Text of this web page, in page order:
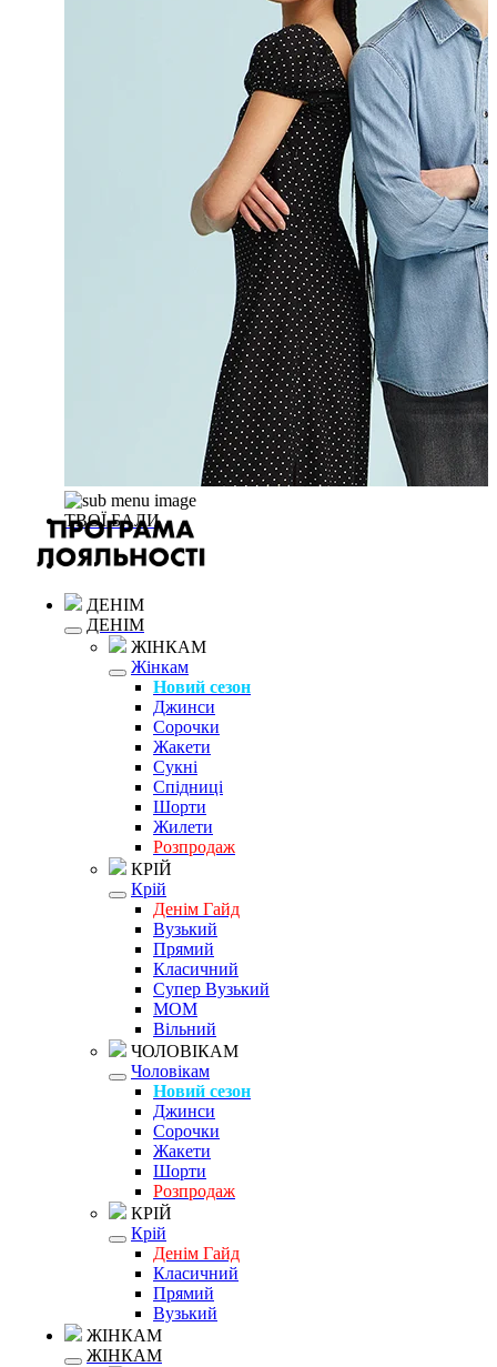
ТВОЇ БАЛИ
ДЕНІМ
ДЕНІМ
ЖІНКАМ
Жінкам
Новий сезон
Джинси
Сорочки
Жакети
Сукні
Спідниці
Шорти
Жилети
Розпродаж
КРІЙ
Крій
Денім Гайд
Вузький
Прямий
Класичний
Супер Вузький
MOM
Вільний
ЧОЛОВІКАМ
Чоловікам
Новий сезон
Джинси
Сорочки
Жакети
Шорти
Розпродаж
КРІЙ
Крій
Денім Гайд
Класичний
Прямий
Вузький
ЖІНКАМ
ЖІНКАМ